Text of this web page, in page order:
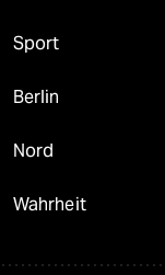
Sport
Berlin
Nord
Wahrheit